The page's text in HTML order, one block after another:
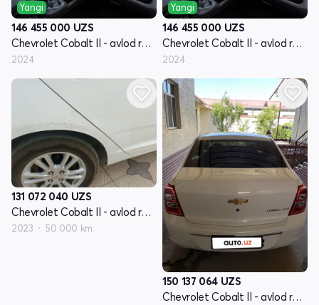
Yangi
146 455 000 UZS
Chevrolet Cobalt II - avlod restyling
2024
Yangi
146 455 000 UZS
Chevrolet Cobalt II - avlod restyling
2024
131 072 040 UZS
Chevrolet Cobalt II - avlod restyling
2023 50 000 km
150 137 064 UZS
Chevrolet Cobalt II - avlod restyling